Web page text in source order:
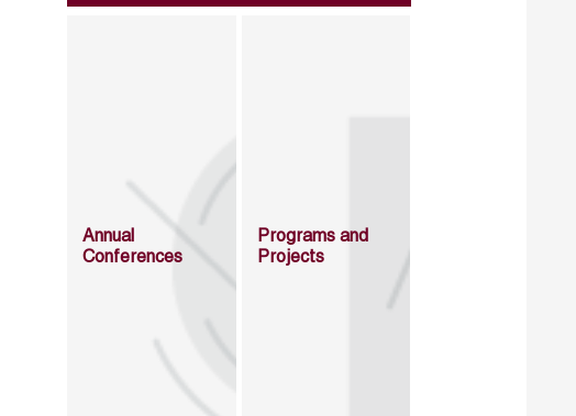
Annual
Conferences
Programs and
Projects